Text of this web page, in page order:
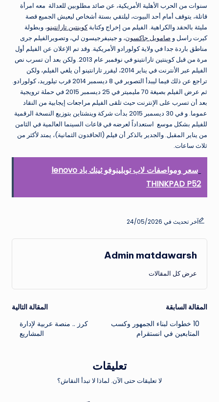
سنوات من الحرب الأهلية الأمريكية، عن صائد مطلوبين للعدالة معه امرأة
قاتلة، يتوقف أمام أحد البيوت، ليلتقي بستة أشخاص ليعيش الجميع قصة
مليئة بالحقد والكراهية. الفيلم من إخراج وكتابةكوينتين تارانتينو، وبطولة
كيرت راسل و صامويل جاكسون، و جينيفرجيسون لي، وتصويرالفيلم جرى
مناطق باردة جدا في ولاية كولورادو الأمريكية. وقد تم الإعلان عن الفيلم أول
مرة من قبل كوينتين تارانتينو في نوفمبر عام 2013. ولكن بعد أن تسرب نص
الفيلم عبر الأنترنت في يناير 2014، ليقرر تارانتينو أن يلغي الفيلم، ولكن
تراجع عن ذلك فيما ليبدأ التصوير في 8 ديسمبر 2014 قرب تيلوريد، كولورادو.
ثم عرض الفيلم بصيغة 70 مليميتر في 25 ديسمبر 2015 في حملة ترويجية
بعد أن تسرب على الإنترنت حيث تلقى الفيلم مراجعات إيجابية من النقاد
عموما. و في 30 ديسمبر 2015 بدأت شركة وينشتاين بتوزيع النسخة الرقمية
للفيلم بشكل موسع استعداداً لعرضه في قاعات السينما العالمية في الثامن
من يناير المقبل. والجدير بالذكر أن فيلم (الحاقدون الثمانية)، يمتد لأكثر من
ثلاث ساعات.
سعر ومواصفات لاب توبلينوفو ثينك باد lenovo
THINKPAD P52
آخر تحديث في 24/05/2026
Admin matdawarsh
عرض كل المقالات
تصفّح
المقالات
المقالة السابقة
10 خطوات لبناء الجمهور وكسب
المتابعين في انستقرام
المقالة التالية
كرز .. منصة عربية لإدارة
المشاريع
تعليقات
لا تعليقات حتى الآن. لماذا لا تبدأ النقاش؟